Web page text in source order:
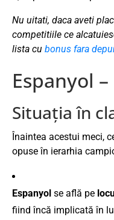
Nu uitati, daca aveti
competitiile ce
lista cu bonus fara
Espanyol
Situația în
Înaintea acestui meci,
opuse în ierarhia
Espanyol se află pe
fiind încă implicată în